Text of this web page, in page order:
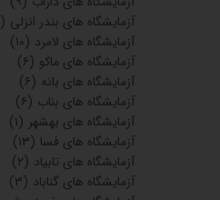
آزمایشگاه های بندر انزلی (۱۹)
آزمایشگاه های لامرد (۱۰)
آزمایشگاه های ماکو (۶)
آزمایشگاه های بانه (۶)
آزمایشگاه های بناب (۶)
آزمایشگاه های بهشهر (۱)
آزمایشگاه های فسا (۱۳)
آزمایشگاه های تابیاد (۲)
آزمایشگاه های گناباد (۳)